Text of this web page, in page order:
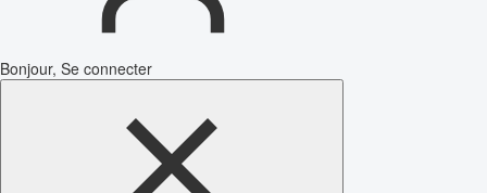
Bonjour, Se connecter